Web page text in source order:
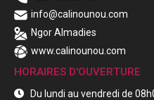
info@calinounou.com
Ngor Almadies
www.calinounou.com
HORAIRES D'OUVERTURE
Du lundi au vendredi de